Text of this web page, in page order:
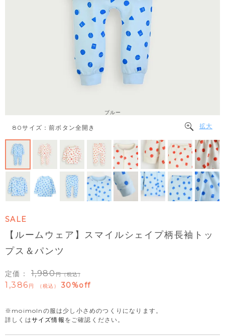
ブルー
拡大
80サイズ：前ボタン全開き
SALE
【ルームウェア】スマイルシェイプ柄長袖トッ
プス＆パンツ
定価： 1,980 （税込）
1,386 税込 30%off
※moimolnの服は少し小さめのつくりになります。
詳しくはサイズ情報 をご確認ください。